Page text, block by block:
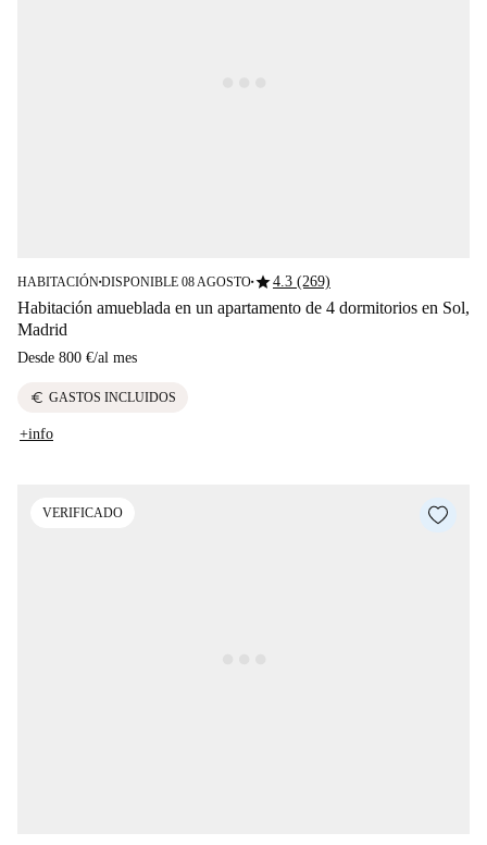
HABITACIÓN■DISPONIBLE 08 AGOSTO■star4.3 (269)
Habitación amueblada en un apartamento de 4 dormitorios en Sol,
Madrid
Desde 800 €/al mes
euro GASTOS INCLUIDOS
+info
VERIFICADO